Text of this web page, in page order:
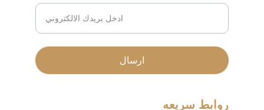
ارسال
روابط سريعه